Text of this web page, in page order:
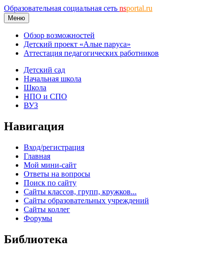
Образовательная социальная сеть nsportal.ru
Меню
Обзор возможностей
Детский проект «Алые паруса»
Аттестация педагогических работников
Детский сад
Начальная школа
Школа
НПО и СПО
ВУЗ
Навигация
Вход/регистрация
Главная
Мой мини-сайт
Ответы на вопросы
Поиск по сайту
Сайты классов, групп, кружков...
Сайты образовательных учреждений
Сайты коллег
Форумы
Библиотека